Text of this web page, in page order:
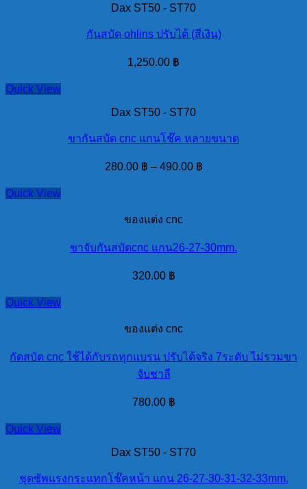
Dax ST50 - ST70
กันสบัด ohlins ปรับได้ (สีเงิน)
1,250.00 ฿
Quick View
Dax ST50 - ST70
ขากันสบัด cnc แกนโช๊ค หลายขนาด
280.00 ฿ – 490.00 ฿
Quick View
ของแต่ง cnc
ขาจับกันสบัดcnc แกน26-27-30mm.
320.00 ฿
Quick View
ของแต่ง cnc
กัดสบัด cnc ใช้ได้กับรถทุกแบรน ปรับได้จริง 7ระดับ ไม่รวมขา
จับชาลี
780.00 ฿
Quick View
Dax ST50 - ST70
ชุดซัพแรงกระแทกโช๊คหน้า แกน 26-27-30-31-32-33mm.